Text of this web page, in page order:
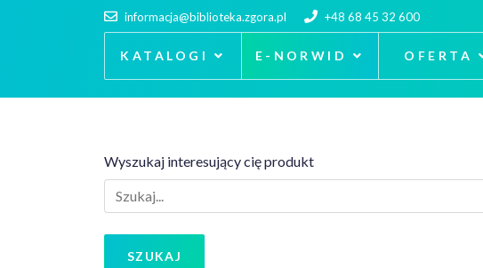
informacja@biblioteka.zgora.pl +48 68 45 32 600
KATALOGI E-NORWID OFERTA
Wyszukaj interesujący cię produkt
SZUKAJ